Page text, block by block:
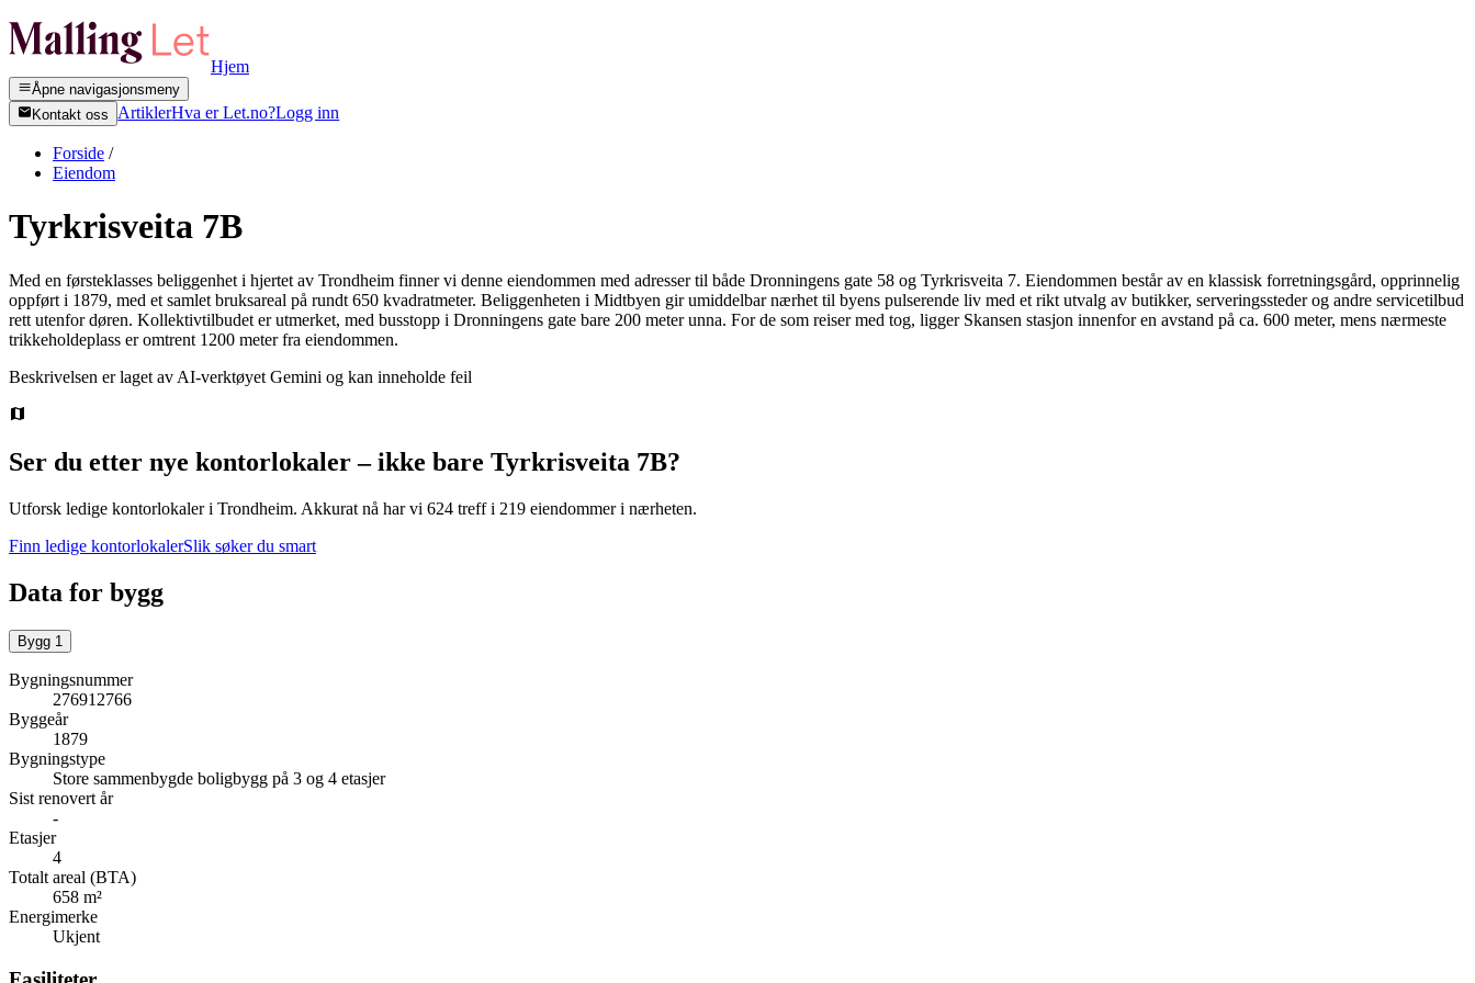
Hjem
Åpne navigasjonsmeny
Kontakt oss
ArtiklerHva er Let.no?Logg inn
Forside /
Eiendom
Tyrkrisveita 7B
Med en førsteklasses beliggenhet i hjertet av Trondheim finner vi denne eiendommen med adresser til både Dronningens gate 58 og Tyrkrisveita 7. Eiendommen består av en klassisk forretningsgård, opprinnelig
oppført i 1879, med et samlet bruksareal på rundt 650 kvadratmeter. Beliggenheten i Midtbyen gir umiddelbar nærhet til byens pulserende liv med et rikt utvalg av butikker, serveringssteder og andre servicetilbud
rett utenfor døren. Kollektivtilbudet er utmerket, med busstopp i Dronningens gate bare 200 meter unna. For de som reiser med tog, ligger Skansen stasjon innenfor en avstand på ca. 600 meter, mens nærmeste
trikkeholdeplass er omtrent 1200 meter fra eiendommen.
Beskrivelsen er laget av AI-verktøyet Gemini og kan inneholde feil
Ser du etter nye kontorlokaler – ikke bare Tyrkrisveita 7B?
Utforsk ledige kontorlokaler i Trondheim. Akkurat nå har vi 624 treff i 219 eiendommer i nærheten.
Finn ledige kontorlokalerSlik søker du smart
Data for bygg
Bygg 1
Bygningsnummer
276912766
Byggeår
1879
Bygningstype
Store sammenbygde boligbygg på 3 og 4 etasjer
Sist renovert år
-
Etasjer
4
Totalt areal (BTA)
658 m²
Energimerke
Ukjent